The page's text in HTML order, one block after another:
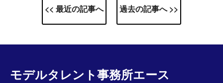
<< 最近の記事へ 過去の記事へ >>
モデルタレント事務所エース